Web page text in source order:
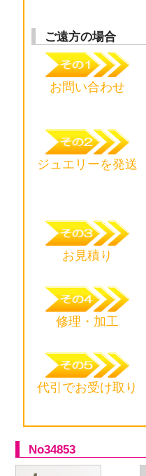
ご遠方の場合
お問い合わせ
ジュエリーを発送
お見積り
修理・加工
代引でお受け取り
No34853